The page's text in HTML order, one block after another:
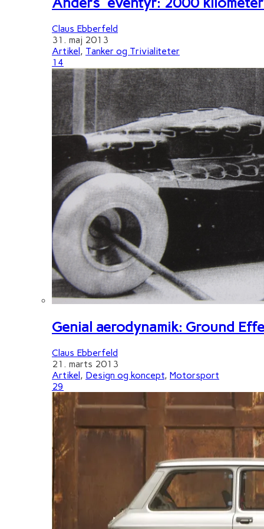
Claus Ebberfeld
31. maj 2013
Artikel , Tanker og Trivialiteter
14
Genial aerodynamik: Ground
Claus Ebberfeld
21. marts 2013
Artikel, Design og koncept, Motorsport
29